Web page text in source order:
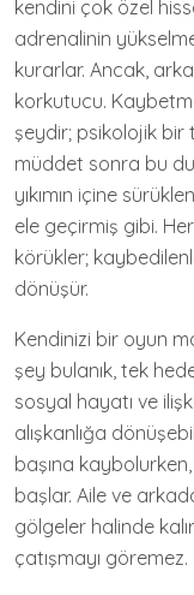
kendini çok özel
adrenalinin
kurarlar. Ancak,
korkutucu.
şeydir; psikolojik bir
müddet sonra bu
yıkımın içine
ele geçirmiş gibi.
körükler;
dönüşür.
Kendinizi bir oyun
şey bulanık, tek
sosyal hayatı ve
alışkanlığa
başına
başlar. Aile ve
gölgeler halinde
çatışmayı göremez.